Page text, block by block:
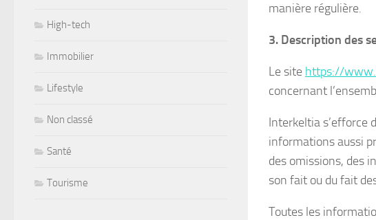
manière régulière.
3. Description des
Le site https://
concernant
Interkeltia s’efforce
informations aussi
des omissions, des
son fait ou du fait
Toutes les
High-tech
Immobilier
Lifestyle
Non classé
Santé
Tourisme